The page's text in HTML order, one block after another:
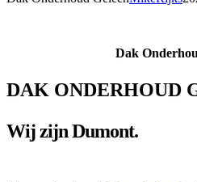
Dak
DAK ONDERHOUD
Wij zijn Dumont.